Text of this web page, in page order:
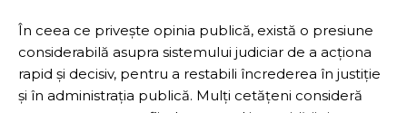
În ceea ce privește opinia publică, există o presiune
considerabilă asupra sistemului judiciar de a acționa
rapid și decisiv, pentru a restabili încrederea în justiție
și în administrația publică. Mulți cetățeni consideră